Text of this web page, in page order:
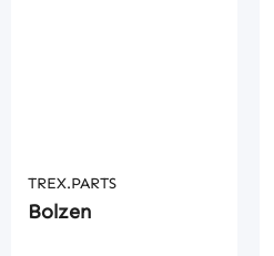
TREX.PARTS
Bolzen